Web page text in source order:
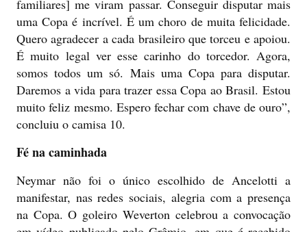
familiares] me viram passar. Conseguir disputar mais
uma Copa é incrível. É um choro de muita felicidade.
Quero agradecer a cada brasileiro que torceu e apoiou.
É muito legal ver esse carinho do torcedor. Agora,
somos todos um só. Mais uma Copa para disputar.
Daremos a vida para trazer essa Copa ao Brasil. Estou
muito feliz mesmo. Espero fechar com chave de ouro”,
concluiu o camisa 10.
Fé na caminhada
Neymar não foi o único escolhido de Ancelotti a
manifestar, nas redes sociais, alegria com a presença
na Copa. O goleiro Weverton celebrou a convocação